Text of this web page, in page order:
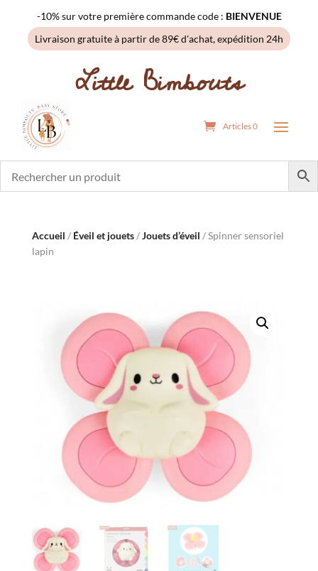
-10% sur votre première commande code : BIENVENUE
Livraison gratuite à partir de 89€ d'achat, expédition 24h
Little Bimbouts
Articles 0
Accueil / Éveil et jouets/Jouets d’éveil / Spinner sensoriel
lapin